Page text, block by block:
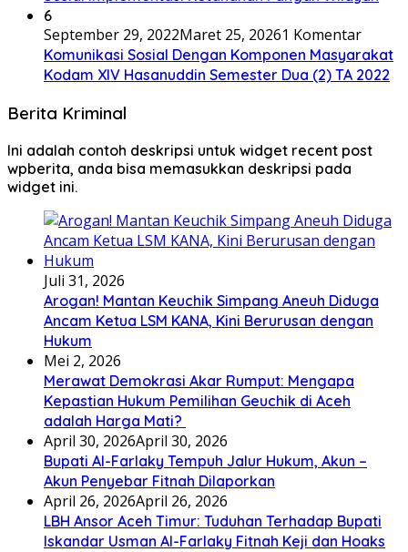
6
September 29, 2022Maret 25, 20261 Komentar
Komunikasi Sosial Dengan Komponen Masyarakat
Kodam XIV Hasanuddin Semester Dua (2) TA 2022
Berita Kriminal
Ini adalah contoh deskripsi untuk widget recent post
wpberita, anda bisa memasukkan deskripsi pada
widget ini.
Juli 31, 2026
Arogan! Mantan Keuchik Simpang Aneuh Diduga
Ancam Ketua LSM KANA, Kini Berurusan dengan
Hukum
Mei 2, 2026
Merawat Demokrasi Akar Rumput: Mengapa
Kepastian Hukum Pemilihan Geuchik di Aceh
adalah Harga Mati? ‎
April 30, 2026April 30, 2026
Bupati Al-Farlaky Tempuh Jalur Hukum, Akun –
Akun Penyebar Fitnah Dilaporkan
April 26, 2026April 26, 2026
LBH Ansor Aceh Timur: Tuduhan Terhadap Bupati
Iskandar Usman Al-Farlaky Fitnah Keji dan Hoaks